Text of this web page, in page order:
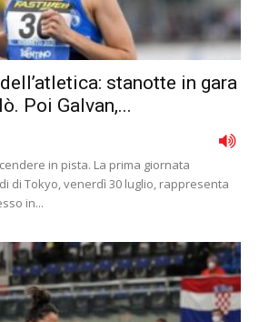
stanotte in gara
Poi Galvan,...
in pista. La prima giornata
di Tokyo, venerdì 30 luglio, rappresenta
in...